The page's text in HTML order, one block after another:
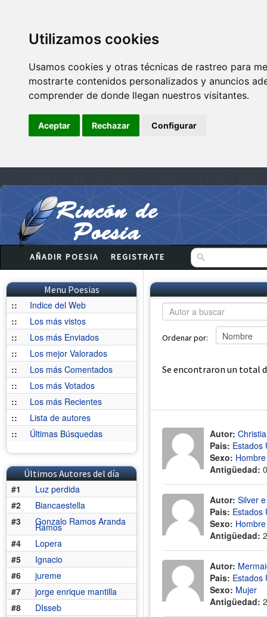
Utilizamos cookies
Usamos cookies y otras técnicas de rastreo para
mostrarte contenidos personalizados y anuncios
comprender de donde llegan nuestros visitantes.
Aceptar Rechazar Configurar
AÑADIR POESIA REGISTRATE
Menu Poesias
::
Indice del Web
::
Los más vistos
::
Los más Enviados
::
Los mejor Valorados
::
Los más Comentados
::
Los más Votados
::
Los más Recientes
::
Lista de autores
::
Últimas Búsquedas
Últimos Autores del día
#1
Luz perdida
#2
Biancaestella
#3
Gonzalo Ramos Aranda
Ramos
#4
Lopera
#5
Ignacio
#6
jureme
#7
jorge enrique mantilla
#8
DIsseb
Ordenar por:
Se encontraron un total
Autor:
Pais: Estados
Sexo: Hombre
Antigüedad:
Autor: Silver
Pais: Estados
Sexo: Hombre
Antigüedad:
Autor:
Pais: Estados
Sexo: Mujer
Antigüedad: